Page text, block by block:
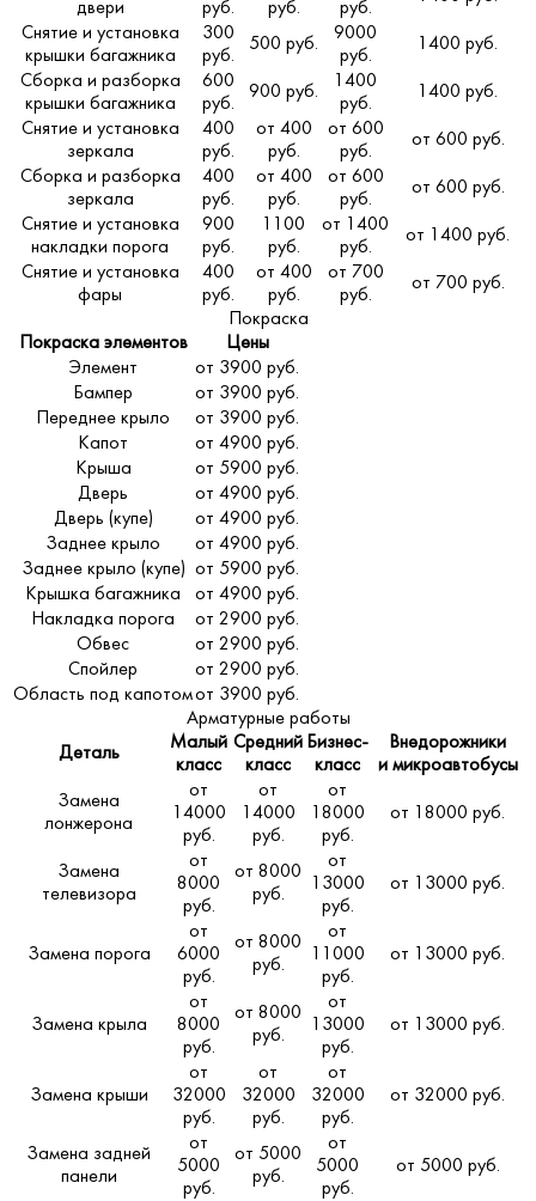
двери
руб.
руб.
руб.
Снятие и установка
крышки багажника
300
руб.
500 руб.
9000
руб.
1400 руб.
Сборка и разборка
крышки багажника
600
руб.
900 руб.
1400
руб.
1400 руб.
Снятие и установка
зеркала
400
руб.
от 400
руб.
от 600
руб.
от 600 руб.
Сборка и разборка
зеркала
400
руб.
от 400
руб.
от 600
руб.
от 600 руб.
Снятие и установка
накладки порога
900
руб.
1100
руб.
от 1400
руб.
от 1400 руб.
Снятие и установка
фары
400
руб.
от 400
руб.
от 700
руб.
от 700 руб.
Покраска
Покраска элементов
Цены
Элемент
от 3900 руб.
Бампер
от 3900 руб.
Переднее крыло
от 3900 руб.
Капот
от 4900 руб.
Крыша
от 5900 руб.
Дверь
от 4900 руб.
Дверь (купе)
от 4900 руб.
Заднее крыло
от 4900 руб.
Заднее крыло (купе) от 5900 руб.
Крышка багажника
от 4900 руб.
Накладка порога
от 2900 руб.
Обвес
от 2900 руб.
Спойлер
от 2900 руб.
Область под капотомот 3900 руб.
Арматурные работы
Деталь
Малый
класс
Средний
класс
Бизнес-
класс
Внедорожники
и микроавтобусы
Замена
лонжерона
от
14000
руб.
от
14000
руб.
от
18000
руб.
от 18000 руб.
Замена
телевизора
от
8000
руб.
от 8000
руб.
от
13000
руб.
от 13000 руб.
Замена порога
от
6000
руб.
от 8000
руб.
от
11000
руб.
от 13000 руб.
Замена крыла
от
8000
руб.
от 8000
руб.
от
13000
руб.
от 13000 руб.
Замена крыши
от
32000
руб.
от
32000
руб.
от
32000
руб.
от 32000 руб.
Замена задней
панели
от
5000
руб.
от 5000
руб.
от
5000
руб.
от 5000 руб.